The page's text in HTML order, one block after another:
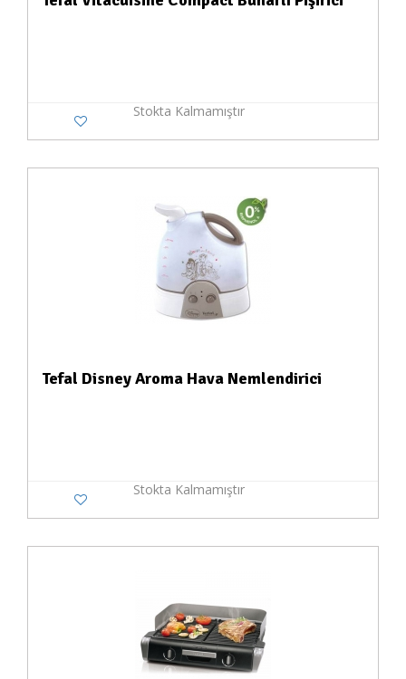
Stokta Kalmamıştır
Tefal Disney Aroma Hava Nemlendirici
Stokta Kalmamıştır